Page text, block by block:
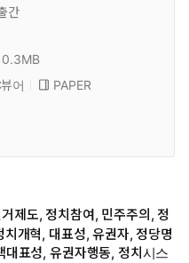
간
0.3MB
어
PAPER
제도, 정치참여, 민주주의, 정
개혁, 대표성, 유권자, 정당명
표성, 유권자행동, 정치시스